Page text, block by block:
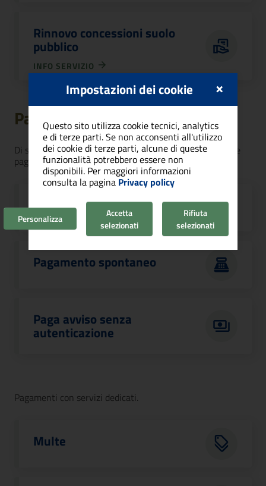
Rinnovo concessioni suolo
pubblico
INFO SERVIZIO
Pagamenti pagoPA
Di seguito l’elenco di tutti i servizi di pagamento tramite
pagoPA che il Comune di Cagliari offre ai cittadini.
Paga con avviso
Pagamento spontaneo
Paga avviso senza
autenticazione
Pagamenti con servizi dedicati.
Multe
×
Impostazioni dei cookie
Questo sito utilizza cookie tecnici, analytics
e di terze parti. Se non acconsenti all'utilizzo
dei cookie di terze parti, alcune di queste
funzionalità potrebbero essere non
disponibili. Per maggiori informazioni
consulta la pagina Privacy policy
Personalizza
Accetta
selezionati
Rifiuta
selezionati